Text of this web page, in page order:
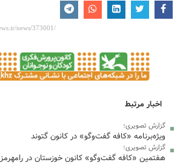
اخبار مرتبط
گزارش تصویری؛
ویژه‌برنامه «کافه گفت‌وگو» در کانون گتوند
گزارش تصویری؛
هفتمین «کافه گفت‌وگو» کانون خوزستان در رامهرمز